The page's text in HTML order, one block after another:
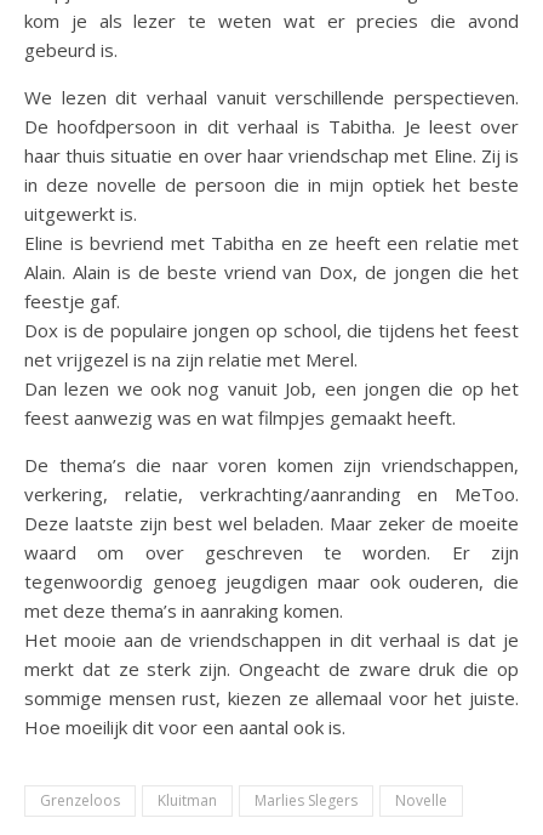
kom je als lezer te weten wat er precies die avond
gebeurd is.
We lezen dit verhaal vanuit verschillende perspectieven.
De hoofdpersoon in dit verhaal is Tabitha. Je leest over
haar thuis situatie en over haar vriendschap met Eline. Zij is
in deze novelle de persoon die in mijn optiek het beste
uitgewerkt is.
Eline is bevriend met Tabitha en ze heeft een relatie met
Alain. Alain is de beste vriend van Dox, de jongen die het
feestje gaf.
Dox is de populaire jongen op school, die tijdens het feest
net vrijgezel is na zijn relatie met Merel.
Dan lezen we ook nog vanuit Job, een jongen die op het
feest aanwezig was en wat filmpjes gemaakt heeft.
De thema’s die naar voren komen zijn vriendschappen,
verkering, relatie, verkrachting/aanranding en MeToo.
Deze laatste zijn best wel beladen. Maar zeker de moeite
waard om over geschreven te worden. Er zijn
tegenwoordig genoeg jeugdigen maar ook ouderen, die
met deze thema’s in aanraking komen.
Het mooie aan de vriendschappen in dit verhaal is dat je
merkt dat ze sterk zijn. Ongeacht de zware druk die op
sommige mensen rust, kiezen ze allemaal voor het juiste.
Hoe moeilijk dit voor een aantal ook is.
Grenzeloos Kluitman Marlies Slegers Novelle